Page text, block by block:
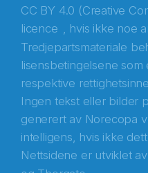
CC BY 4.0 (Creative
licence , hvis ikke noe
Tredjepartsmateriale
lisensbetingelsene
respektive
Ingen tekst eller bilder
generert av Norecopa
intelligens, hvis ikke
Nettsidene er utviklet av